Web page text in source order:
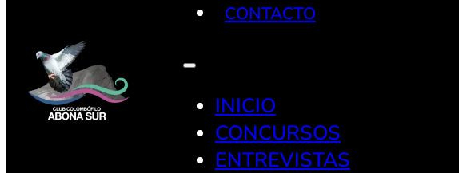
CONTACTO
INICIO
CONCURSOS
ENTREVISTAS